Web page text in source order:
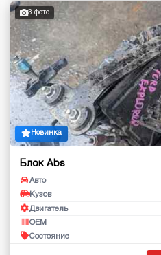
3 фото
Новинка
Блок Abs
Авто
Кузов
Двигатель
OEM
Состояние